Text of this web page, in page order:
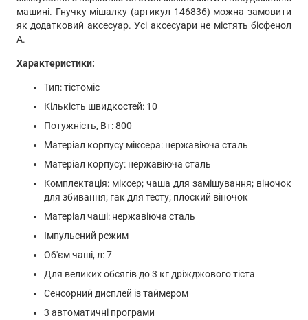
машині. Гнучку мішалку (артикул 146836) можна замовити
як додатковий аксесуар. Усі аксесуари не містять бісфенол
А.
Характеристики:
Тип: тістоміс
Кількість швидкостей: 10
Потужність, Вт: 800
Матеріал корпусу міксера: нержавіюча сталь
Матеріал корпусу: нержавіюча сталь
Комплектація: міксер; чаша для замішування; віночок
для збивання; гак для тесту; плоский віночок
Матеріал чаші: нержавіюча сталь
Імпульсний режим
Об'єм чаші, л: 7
Для великих обсягів до 3 кг дріжджового тіста
Сенсорний дисплей із таймером
3 автоматичні програми